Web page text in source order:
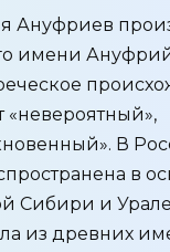
Ануфриев
имени
«невероятный»,
В
в
Сибири и
из древних